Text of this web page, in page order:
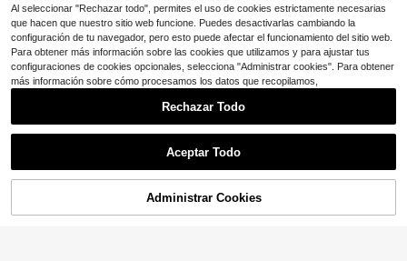
¡16% DE DESCUENTO! AÑADIR A LA BOLSA
Al seleccionar "Rechazar todo", permites el uso de cookies estrictamente necesarias
que hacen que nuestro sitio web funcione. Puedes desactivarlas cambiando la
configuración de tu navegador, pero esto puede afectar el funcionamiento del sitio web.
Para obtener más información sobre las cookies que utilizamos y para ajustar tus
configuraciones de cookies opcionales, selecciona "Administrar cookies". Para obtener
más información sobre cómo procesamos los datos que recopilamos,
Rechazar Todo
Aceptar Todo
Administrar Cookies